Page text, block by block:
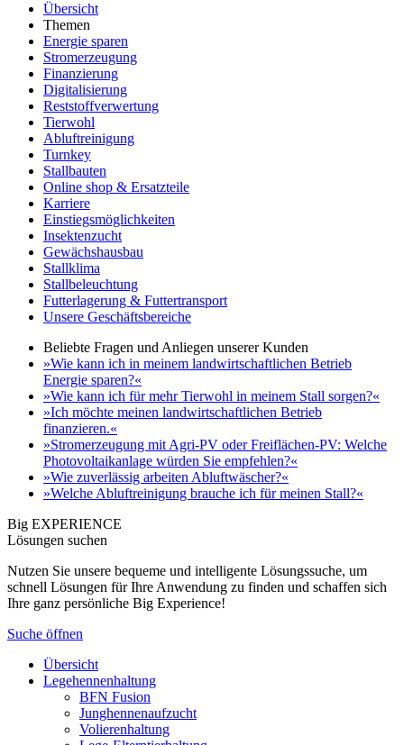
Übersicht
Themen
Energie sparen
Stromerzeugung
Finanzierung
Digitalisierung
Reststoffverwertung
Tierwohl
Abluftreinigung
Turnkey
Stallbauten
Online shop & Ersatzteile
Karriere
Einstiegsmöglichkeiten
Insektenzucht
Gewächshausbau
Stallklima
Stallbeleuchtung
Futterlagerung & Futtertransport
Unsere Geschäftsbereiche
Beliebte Fragen und Anliegen unserer Kunden
»Wie kann ich in meinem landwirtschaftlichen Betrieb
Energie sparen?«
»Wie kann ich für mehr Tierwohl in meinem Stall sorgen?«
»Ich möchte meinen landwirtschaftlichen Betrieb
finanzieren.«
»Stromerzeugung mit Agri-PV oder Freiflächen-PV: Welche
Photovoltaikanlage würden Sie empfehlen?«
»Wie zuverlässig arbeiten Abluftwäscher?«
»Welche Abluftreinigung brauche ich für meinen Stall?«
Big EXPERIENCE
Lösungen suchen
Nutzen Sie unsere bequeme und intelligente Lösungssuche, um
schnell Lösungen für Ihre Anwendung zu finden und schaffen sich
Ihre ganz persönliche Big Experience!
Suche öffnen
Übersicht
Legehennenhaltung
BFN Fusion
Junghennenaufzucht
Volierenhaltung